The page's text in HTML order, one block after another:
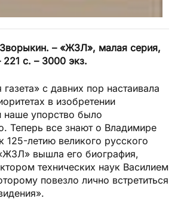
– «ЖЗЛ», малая серия,
с. – 3000 экз.
газета» с давних пор настаивала
в изобретении
наше упорство было
Теперь все знают о Владимире
125-летию великого русского
вышла его биография,
технических наук Василием
повезло лично встретиться